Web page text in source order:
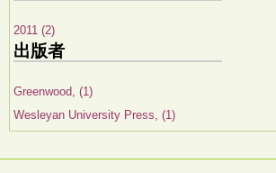
2011 (2)
出版者
Greenwood, (1)
Wesleyan University Press, (1)